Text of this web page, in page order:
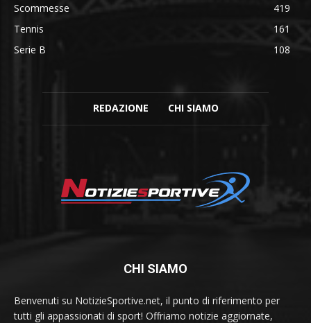
Scommesse
419
Tennis
161
Serie B
108
REDAZIONE CHI SIAMO
CHI SIAMO
Benvenuti su NotizieSportive.net, il punto di riferimento per
tutti gli appassionati di sport! Offriamo notizie aggiornate,